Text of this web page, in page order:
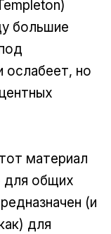
большие
ослабеет, но
материал
для общих
(и
для